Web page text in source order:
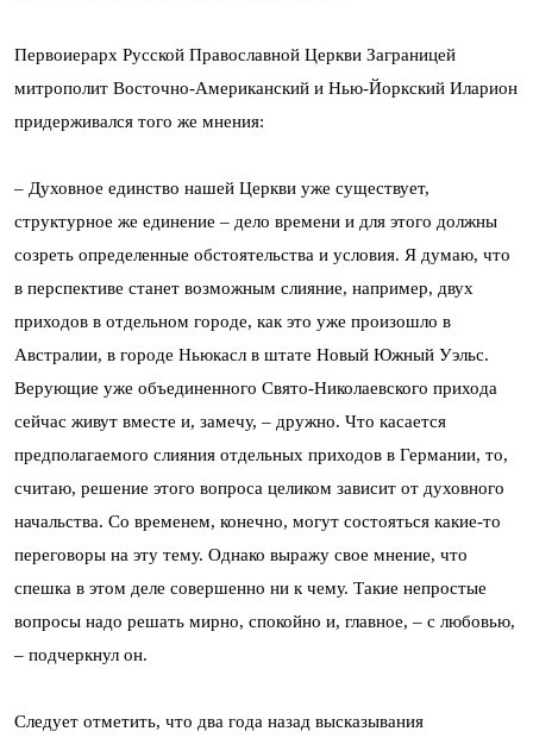
Первоиерарх Русской Православной Церкви Заграницей
митрополит Восточно-Американский и Нью-Йоркский Иларион
придерживался того же мнения:
– Духовное единство нашей Церкви уже существует,
структурное же единение – дело времени и для этого должны
созреть определенные обстоятельства и условия. Я думаю, что
в перспективе станет возможным слияние, например, двух
приходов в отдельном городе, как это уже произошло в
Австралии, в городе Ньюкасл в штате Новый Южный Уэльс.
Верующие уже объединенного Свято-Николаевского прихода
сейчас живут вместе и, замечу, – дружно. Что касается
предполагаемого слияния отдельных приходов в Германии, то,
считаю, решение этого вопроса целиком зависит от духовного
начальства. Со временем, конечно, могут состояться какие-то
переговоры на эту тему. Однако выражу свое мнение, что
спешка в этом деле совершенно ни к чему. Такие непростые
вопросы надо решать мирно, спокойно и, главное, – с любовью,
– подчеркнул он.
Следует отметить, что два года назад высказывания